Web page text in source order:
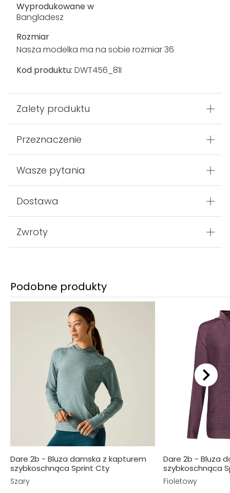
Wyprodukowane w
Bangladesz
Rozmiar
Nasza modelka ma na sobie rozmiar 36
Kod produktu: DWT456_81I
Zalety produktu
Przeznaczenie
Wasze pytania
Dostawa
Zwroty
Podobne produkty
Dare 2b - Bluza damska z kapturem
szybkoschnąca Sprint Cty
Szary
Dare 2b - Bluza
szybkoschnąca
Fioletowy